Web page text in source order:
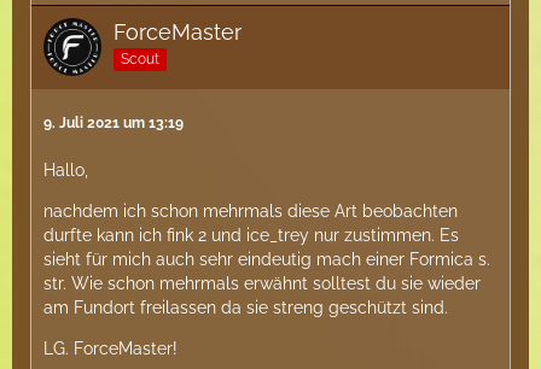
ForceMaster
Scout
9. Juli 2021 um 13:19
Hallo,
nachdem ich schon mehrmals diese Art beobachten
durfte kann ich fink 2 und ice_trey nur zustimmen. Es
sieht für mich auch sehr eindeutig mach einer Formica s.
str. Wie schon mehrmals erwähnt solltest du sie wieder
am Fundort freilassen da sie streng geschützt sind.
LG. ForceMaster!